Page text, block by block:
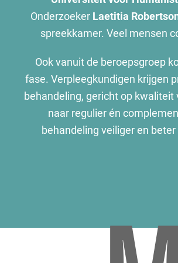
Onderzoeker Laetitia
spreekkamer. Veel mensen
Ook vanuit de beroepsgroep
fase. Verpleegkundigen krijgen
behandeling, gericht op
naar regulier én
behandeling veiliger en